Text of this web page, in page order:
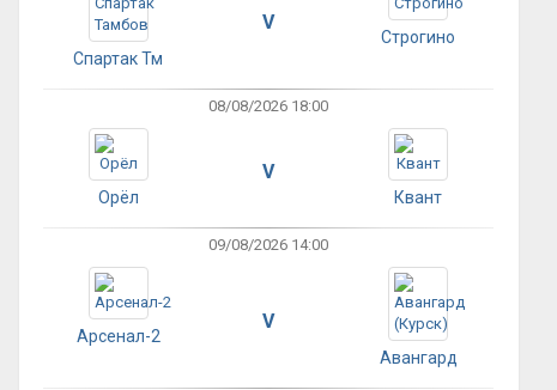
Спартак Тм
V
Строгино
08/08/2026 18:00
Орёл
V
Квант
09/08/2026 14:00
Арсенал-2
V
Авангард